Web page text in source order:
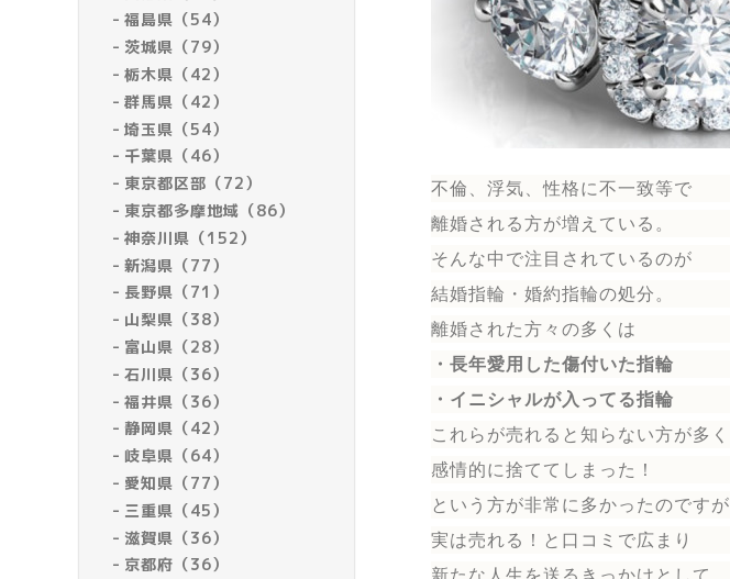
福島県（54）
茨城県（79）
栃木県（42）
群馬県（42）
埼玉県（54）
千葉県（46）
東京都区部（72）
東京都多摩地域（86）
神奈川県（152）
新潟県（77）
長野県（71）
山梨県（38）
富山県（28）
石川県（36）
福井県（36）
静岡県（42）
岐阜県（64）
愛知県（77）
三重県（45）
滋賀県（36）
京都府（36）
不倫、浮気、性格に不一致等で
離婚される方が増えている。
そんな中で注目されているのが
結婚指輪 ・婚約指輪の処分。
離婚された方々の多くは
・長年愛用した傷付いた指輪
・イニシャルが入ってる指輪
これらが売れると知らない方が多く
感情的に捨ててしまった！
という方が非常に多かったのですが
実は売れる！と口コミで広まり
新たな人生を送る きっかけとして